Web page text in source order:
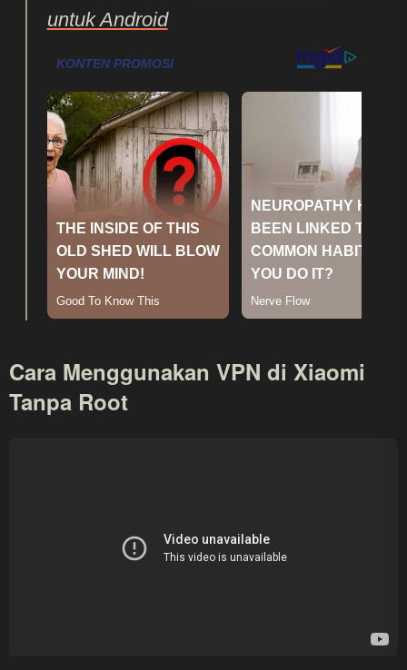
untuk Android
Cara Menggunakan VPN di Xiaomi
Tanpa Root